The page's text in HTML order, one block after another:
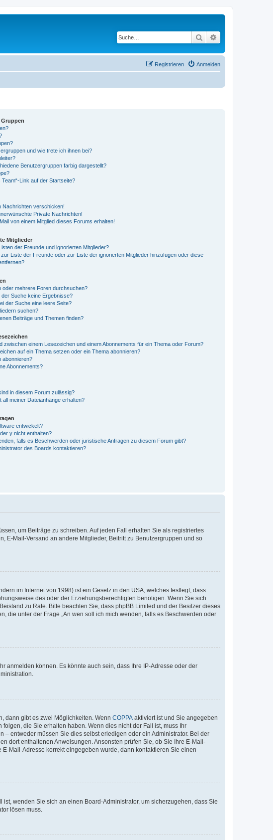
Suche
Anmelden
Registrieren
und wie trete ich ihnen bei?
Benutzergruppen farbig dargestellt?
Link auf der Startseite?
Nachrichten verschicken!
Private Nachrichten!
von einem Mitglied dieses Forums erhalten!
Mitglieder
der Freunde und ignorierten Mitglieder?
Liste der Freunde oder zur Liste der ignorierten Mitglieder hinzufügen oder diese
oder mehrere Foren durchsuchen?
Suche keine Ergebnisse?
der Suche eine leere Seite?
suchen?
Beiträge und Themen finden?
zwischen einem Lesezeichen und einem Abonnements für ein Thema oder Forum?
auf ein Thema setzen oder ein Thema abonnieren?
abonnieren?
Abonnements?
in diesem Forum zulässig?
all meiner Dateianhänge erhalten?
entwickelt?
y nicht enthalten?
falls es Beschwerden oder juristische Anfragen zu diesem Forum gibt?
des Boards kontaktieren?
um Beiträge zu schreiben. Auf jeden Fall erhalten Sie als registriertes
E-Mail-Versand an andere Mitglieder, Beitritt zu Benutzergruppen und so
im Internet von 1998) ist ein Gesetz in den USA, welches festlegt, dass
des oder der Erziehungsberechtigten benötigen. Wenn Sie sich
zu Rate. Bitte beachten Sie, dass phpBB Limited und der Besitzer dieses
die unter der Frage „An wen soll ich mich wenden, falls es Beschwerden oder
anmelden können. Es könnte auch sein, dass Ihre IP-Adresse oder der
dann gibt es zwei Möglichkeiten. Wenn COPPA aktiviert ist und Sie angegeben
die Sie erhalten haben. Wenn dies nicht der Fall ist, muss Ihr
entweder müssen Sie dies selbst erledigen oder ein Administrator. Bei der
dort enthaltenen Anweisungen. Ansonsten prüfen Sie, ob Sie Ihre E-Mail-
Mail-Adresse korrekt eingegeben wurde, dann kontaktieren Sie einen
wenden Sie sich an einen Board-Administrator, um sicherzugehen, dass Sie
lösen muss.